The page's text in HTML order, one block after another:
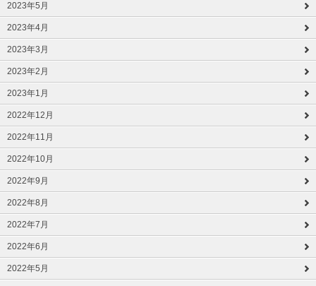
2023年5月
2023年4月
2023年3月
2023年2月
2023年1月
2022年12月
2022年11月
2022年10月
2022年9月
2022年8月
2022年7月
2022年6月
2022年5月